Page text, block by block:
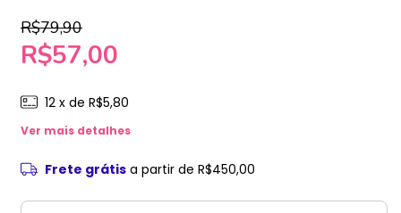
R$79,90
R$57,00
12 x de R$5,80
Ver mais detalhes
Frete grátis a partir de R$450,00